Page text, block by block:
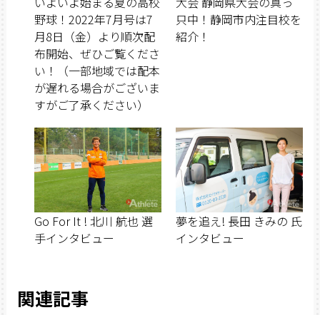
野球！2022年7月号は7
月8日（金）より順次配
布開始、ぜひご覧くださ
い！（一部地域では配本
が遅れる場合がございま
すがご了承ください）
只中！静岡市内注目校を
紹介！
Go For It ! 北川 航也 選
手インタビュー
夢を追え! 長田 きみの 氏
インタビュー
関連記事